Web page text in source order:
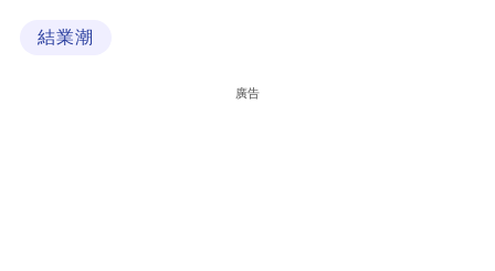
結業潮
廣告